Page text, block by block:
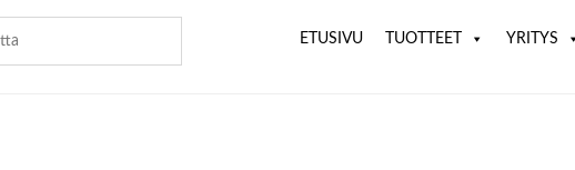
ETUSIVU TUOTTEET YRITYS